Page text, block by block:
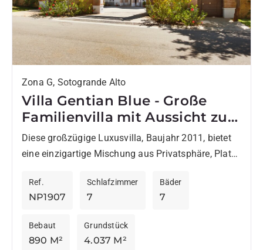
Zona G, Sotogrande Alto
Villa Gentian Blue - Große
Familienvilla mit Aussicht zu
verkaufen, Sotogrande Alto
Diese großzügige Luxusvilla, Baujahr 2011, bietet
eine einzigartige Mischung aus Privatsphäre, Platz
einer ruhigen und exklusiven Straße im...
NP1907
Ref.
7
Schlafzimmer
7
Bäder
890 M²
Bebaut
4.037 M²
Grundstück